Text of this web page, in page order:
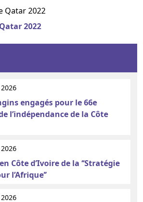
2022
engagés pour le 66e
l’indépendance de la Côte
Côte d’Ivoire de la ‘‘Stratégie
l’Afrique’’